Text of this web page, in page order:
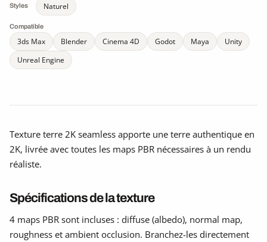
Styles Naturel
Compatible
3ds Max Blender Cinema 4D Godot Maya
Unity
Unreal Engine
Texture terre 2K seamless apporte une terre authentique en
2K, livrée avec toutes les maps PBR nécessaires à un rendu
réaliste.
Spécifications de la texture
4 maps PBR sont incluses : diffuse (albedo), normal map,
roughness et ambient occlusion. Branchez-les directement